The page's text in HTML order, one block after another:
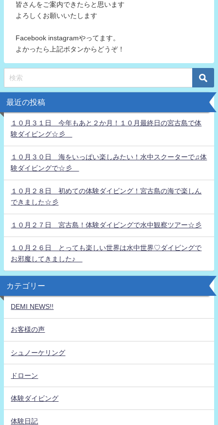
皆さんをご案内できたらと思います
よろしくお願いいたします
Facebook instagramやってます。
よかったら上記ボタンからどうぞ！
最近の投稿
１０月３１日 今年もあと２か月！１０月最終日の宮古島で体
験ダイビング☆彡
１０月３０日 海をいっぱい楽しみたい！水中スクーターで♫体
験ダイビングで☆彡
１０月２８日 初めての体験ダイビング！宮古島の海で楽しん
できました☆彡
１０月２７日 宮古島！体験ダイビングで水中観察ツアー☆彡
１０月２６日 とっても楽しい世界は水中世界♡ダイビングで
お邪魔してきました♪
カテゴリー
DEMI NEWS!!
お客様の声
シュノーケリング
ドローン
体験ダイビング
体験日記